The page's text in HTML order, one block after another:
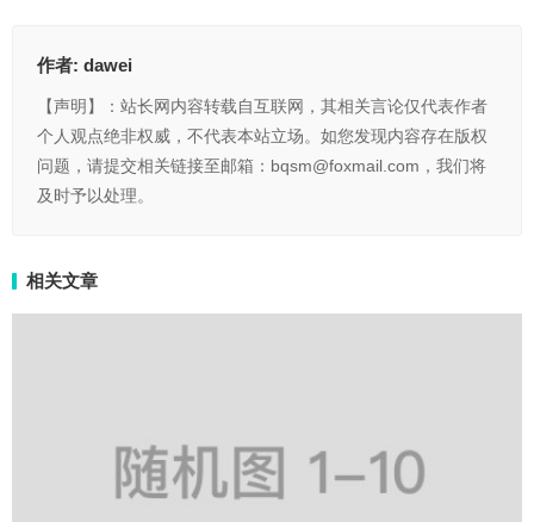
作者: dawei
【声明】：站长网内容转载自互联网，其相关言论仅代表作者
个人观点绝非权威，不代表本站立场。如您发现内容存在版权
问题，请提交相关链接至邮箱：bqsm@foxmail.com，我们将
及时予以处理。
相关文章